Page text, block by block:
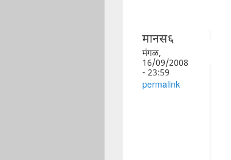
मानस६
मंगळ,
16/09/2008
- 23:59
permalink